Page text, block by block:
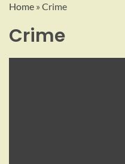
Home » Crime
Crime